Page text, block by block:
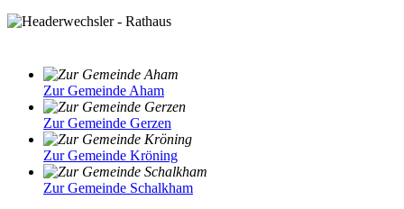
Zur Gemeinde Aham
Zur Gemeinde Gerzen
Zur Gemeinde Kröning
Zur Gemeinde Schalkham